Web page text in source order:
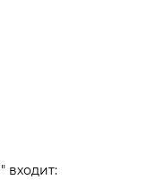
входит: